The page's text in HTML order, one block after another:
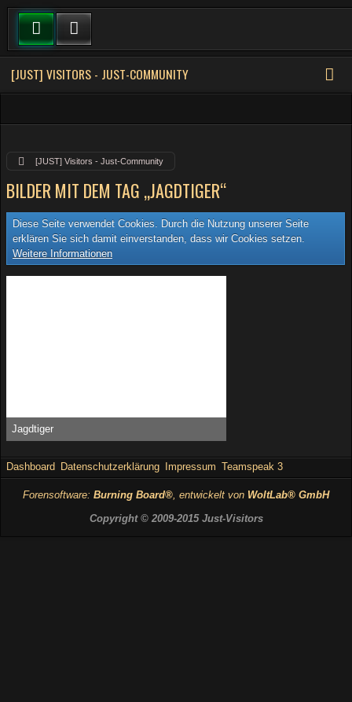
[JUST] VISITORS - JUST-COMMUNITY
[JUST] Visitors - Just-Community
BILDER MIT DEM TAG „JAGDTIGER“
Diese Seite verwendet Cookies. Durch die Nutzung unserer Seite
erklären Sie sich damit einverstanden, dass wir Cookies setzen.
Weitere Informationen
Jagdtiger
Bambstyle -25. Mai 2015, 15:08
Dashboard Datenschutzerklärung Impressum Teamspeak 3
Forensoftware: Burning Board®, entwickelt von WoltLab® GmbH
Copyright © 2009-2015 Just-Visitors